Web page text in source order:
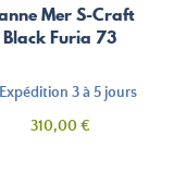
Mer S-Craft
Black Furia 73
Expédition 3 à 5 jours
Prix
310,00 €